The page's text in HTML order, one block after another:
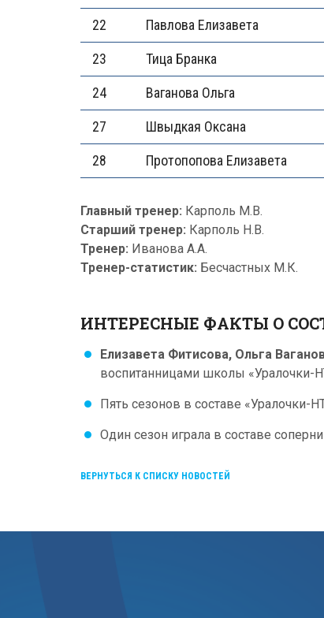
22 Павлова Елизавета
23 Тица Бранка
24 Ваганова Ольга
27 Швыдкая Оксана
28 Протопопова Елизавета
Главный тренер: Карполь М.В.
Старший тренер: Карполь Н.В.
Тренер: Иванова А.А.
Тренер-статистик: Бесчастных М.К.
ИНТЕРЕСНЫЕ ФАКТЫ О
Елизавета Фитисова, Ольга
воспитанницами школы «Уралочки-
Пять сезонов в составе
Один сезон играла в составе
ВЕРНУТЬСЯ К СПИСКУ НОВОСТЕЙ